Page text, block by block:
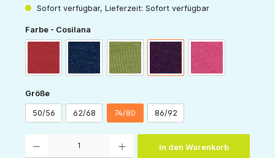
Sofort verfügbar, Lieferzeit: Sofort verfügbar
Farbe - Cosilana
marine grün pflaume pink
Größeauswählen
50/56 62/68 74/80 86/92
In den Warenkorb